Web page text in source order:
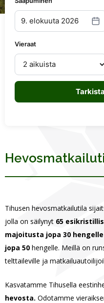
9. elokuuta 2026
Vieraat
Tihusen hevosmatkailutila
jolla on säilynyt 65
majoitusta jopa 30 hengelle
jopa 50 hengelle. Meillä on
telttaileville ja
Kasvatamme Tihusella
hevosta. Odotamme